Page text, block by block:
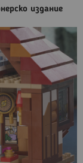
издание